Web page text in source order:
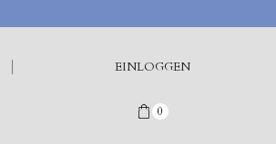
EINLOGGEN
0